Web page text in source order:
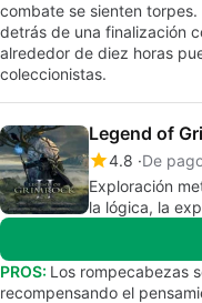
combate se sienten
detrás de una finalización
alrededor de diez horas
coleccionistas.
Legend of
4.8 De
Exploración
la lógica, la
PROS: Los rompecabezas
recompensando el